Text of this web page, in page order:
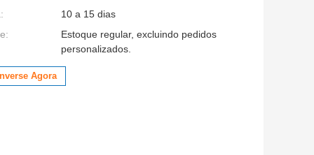
10 a 15 dias
Estoque regular, excluindo pedidos
personalizados.
Agora